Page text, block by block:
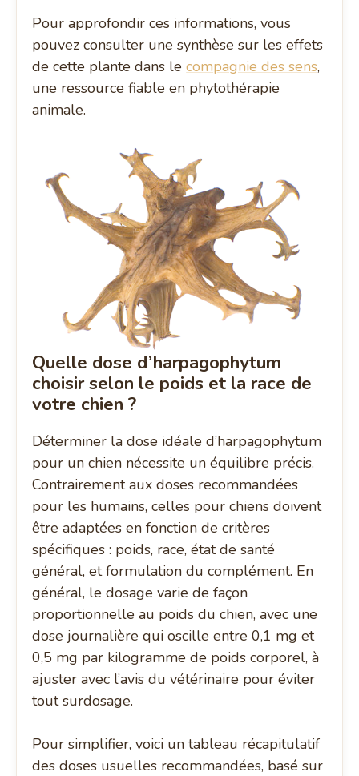
Pour approfondir ces informations, vous
pouvez consulter une synthèse sur les effets
de cette plante dans lecompagnie des sens,
une ressource fiable en phytothérapie
animale.
Quelle dose d’harpagophytum
choisir selon le poids et la race de
votre chien ?
Déterminer la dose idéale d’harpagophytum
pour un chien nécessite un équilibre précis.
Contrairement aux doses recommandées
pour les humains, celles pour chiens doivent
être adaptées en fonction de critères
spécifiques : poids, race, état de santé
général, et formulation du complément. En
général, le dosage varie de façon
proportionnelle au poids du chien, avec une
dose journalière qui oscille entre 0,1 mg et
0,5 mg par kilogramme de poids corporel, à
ajuster avec l’avis du vétérinaire pour éviter
tout surdosage.
Pour simplifier, voici un tableau récapitulatif
des doses usuelles recommandées, basé sur